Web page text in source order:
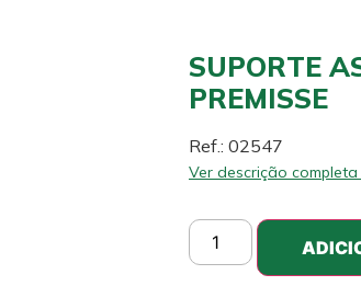
SUPORTE
PREMISSE
Ref.: 02547
Ver descrição